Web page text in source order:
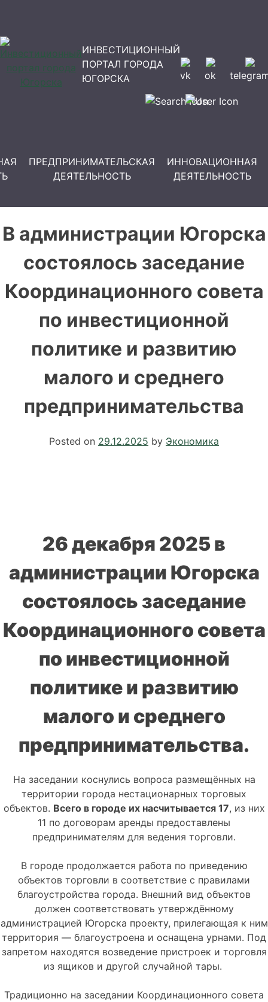
ИНВЕСТИЦИОННЫЙ
ПОРТАЛ ГОРОДА
ЮГОРСКА
vk ok
ПРЕДПРИНИМАТЕЛЬСКАЯ
ДЕЯТЕЛЬНОСТЬ
ИННОВАЦИОННАЯ
ДЕЯТЕЛЬНОСТЬ
В администрации Югорска
состоялось заседание
Координационного совета
по инвестиционной
политике и развитию
малого и среднего
предпринимательства
Posted on 29.12.2025 by Экономика
26 декабря 2025 в
администрации Югорска
состоялось заседание
Координационного совета
по инвестиционной
политике и развитию
малого и среднего
предпринимательства.
На заседании коснулись вопроса размещённых на
территории города нестационарных торговых
объектов. Всего в городе их насчитывается 17, из них
11 по договорам аренды предоставлены
предпринимателям для ведения торговли.
В городе продолжается работа по приведению
объектов торговли в соответствие с правилами
благоустройства города. Внешний вид объектов
должен соответствовать утверждённому
администрацией Югорска проекту, прилегающая к ним
территория — благоустроена и оснащена урнами. Под
запретом находятся возведение пристроек и торговля
из ящиков и другой случайной тары.
Традиционно на заседании Координационного совета